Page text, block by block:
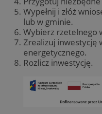
Wypełnij i złóż
lub w gminie.
Wybierz rzetelnego
Zrealizuj inwestycję
energetycznego.
Rozlicz inwestycję.